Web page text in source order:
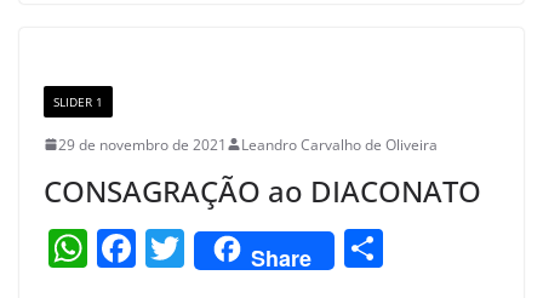
SLIDER 1
29 de novembro de 2021 Leandro Carvalho de Oliveira
CONSAGRAÇÃO ao DIACONATO
W F T
w
Share